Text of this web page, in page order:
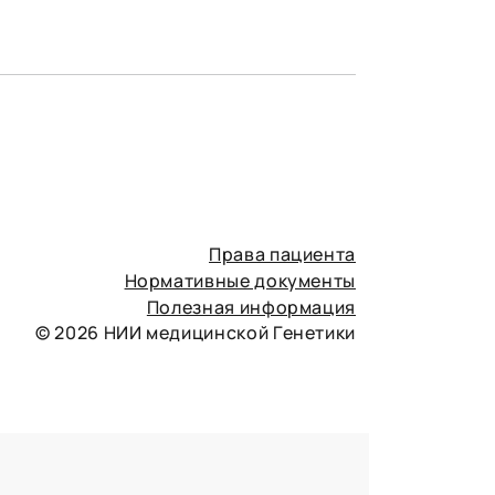
Права пациента
Нормативные документы
Полезная информация
© 2026 НИИ медицинской Генетики